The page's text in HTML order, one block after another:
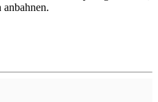
anbahnen.